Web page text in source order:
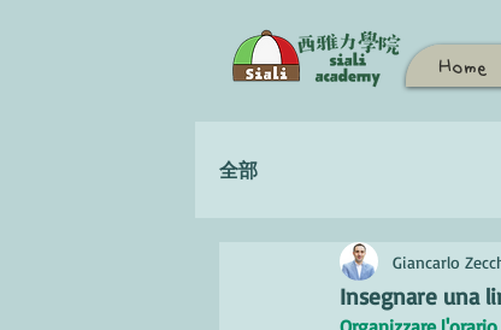
Home
全部
Insegnare una
Giancarlo